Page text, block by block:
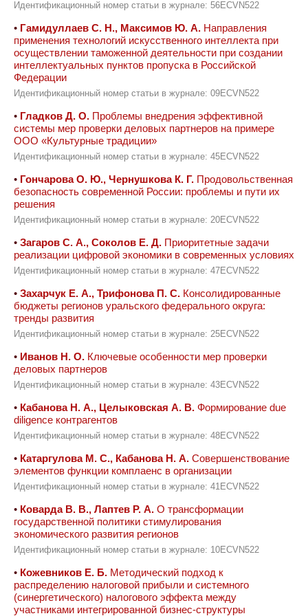
Идентификационный номер статьи в журнале: 56ECVN522
• Гамидуллаев С. Н., Максимов Ю. А. Направления
применения технологий искусственного интеллекта при
осуществлении таможенной деятельности при создании
интеллектуальных пунктов пропуска в Российской
Федерации
Идентификационный номер статьи в журнале: 09ECVN522
• Гладков Д. О. Проблемы внедрения эффективной
системы мер проверки деловых партнеров на примере
ООО «Культурные традиции»
Идентификационный номер статьи в журнале: 45ECVN522
• Гончарова О. Ю., Чернушкова К. Г. Продовольственная
безопасность современной России: проблемы и пути их
решения
Идентификационный номер статьи в журнале: 20ECVN522
• Загаров С. А., Соколов Е. Д. Приоритетные задачи
реализации цифровой экономики в современных условиях
Идентификационный номер статьи в журнале: 47ECVN522
• Захарчук Е. А., Трифонова П. С. Консолидированные
бюджеты регионов уральского федерального округа:
тренды развития
Идентификационный номер статьи в журнале: 25ECVN522
• Иванов Н. О. Ключевые особенности мер проверки
деловых партнеров
Идентификационный номер статьи в журнале: 43ECVN522
• Кабанова Н. А., Целыковская А. В. Формирование due
diligence контрагентов
Идентификационный номер статьи в журнале: 48ECVN522
• Катаргулова М. С., Кабанова Н. А. Совершенствование
элементов функции комплаенс в организации
Идентификационный номер статьи в журнале: 41ECVN522
• Коварда В. В., Лаптев Р. А. О трансформации
государственной политики стимулирования
экономического развития регионов
Идентификационный номер статьи в журнале: 10ECVN522
• Кожевников Е. Б. Методический подход к
распределению налоговой прибыли и системного
(синергетического) налогового эффекта между
участниками интегрированной бизнес-структуры